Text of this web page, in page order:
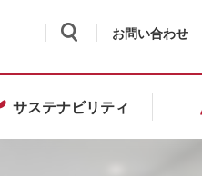
お問い合わせ
サステナビリティ